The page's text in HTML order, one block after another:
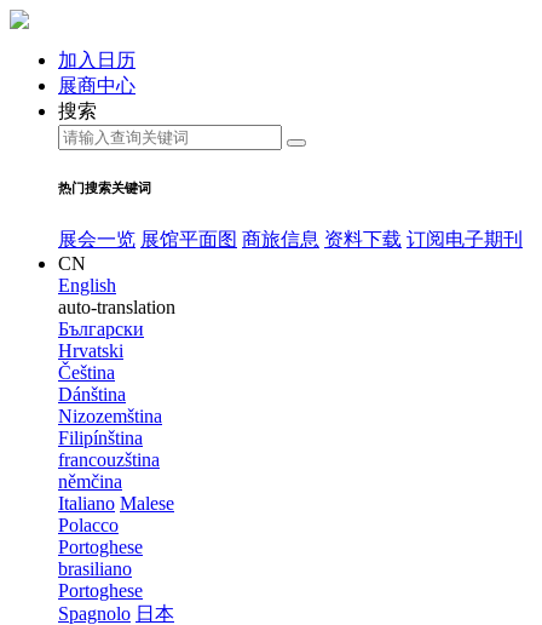
加入日历
展商中心
搜索
热门搜索关键词
展会一览 展馆平面图 商旅信息 资料下载 订阅电子期刊
CN
English
auto-translation
Български
Hrvatski
Čeština
Dánština
Nizozemština
Filipínština
francouzština
němčina
Italiano Malese
Polacco
Portoghese
brasiliano
Portoghese
Spagnolo 日本